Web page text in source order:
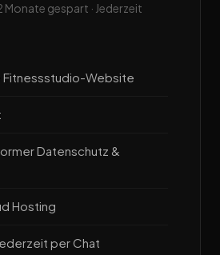
Monate gespart · Jederzeit
Website
Datenschutz &
Hosting
per Chat